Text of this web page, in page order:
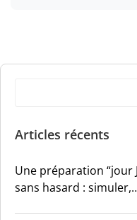
Articles récents
Une préparation “jour
sans hasard : simuler,